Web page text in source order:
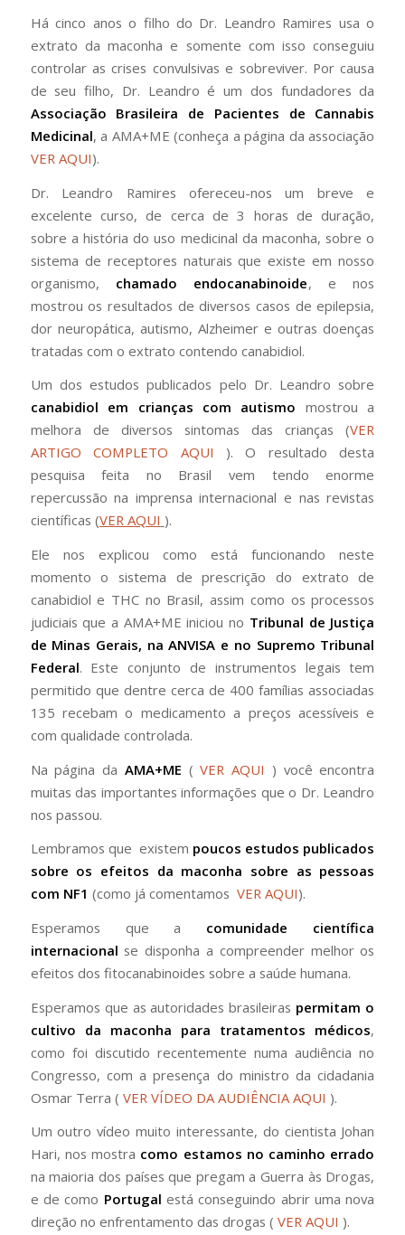
Há cinco anos o filho do Dr. Leandro Ramires usa o
extrato da maconha e somente com isso conseguiu
controlar as crises convulsivas e sobreviver. Por causa
de seu filho, Dr. Leandro é um dos fundadores da
Associação Brasileira de Pacientes de Cannabis
Medicinal, a AMA+ME (conheça a página da associação
VER AQUI).
Dr. Leandro Ramires ofereceu-nos um breve e
excelente curso, de cerca de 3 horas de duração,
sobre a história do uso medicinal da maconha, sobre o
sistema de receptores naturais que existe em nosso
organismo, chamado endocanabinoide, e nos
mostrou os resultados de diversos casos de epilepsia,
dor neuropática, autismo, Alzheimer e outras doenças
tratadas com o extrato contendo canabidiol.
Um dos estudos publicados pelo Dr. Leandro sobre
canabidiol em crianças com autismo mostrou a
melhora de diversos sintomas das crianças (VER
ARTIGO COMPLETO AQUI ). O resultado desta
pesquisa feita no Brasil vem tendo enorme
repercussão na imprensa internacional e nas revistas
científicas (VER AQUI ).
Ele nos explicou como está funcionando neste
momento o sistema de prescrição do extrato de
canabidiol e THC no Brasil, assim como os processos
judiciais que a AMA+ME iniciou no Tribunal de Justiça
de Minas Gerais, na ANVISA e no Supremo Tribunal
Federal. Este conjunto de instrumentos legais tem
permitido que dentre cerca de 400 famílias associadas
135 recebam o medicamento a preços acessíveis e
com qualidade controlada.
Na página da AMA+ME (VER AQUI ) você encontra
muitas das importantes informações que o Dr. Leandro
nos passou.
Lembramos que existem poucos estudos publicados
sobre os efeitos da maconha sobre as pessoas
com NF1 (como já comentamos VER AQUI).
Esperamos que a comunidade científica
internacional se disponha a compreender melhor os
efeitos dos fitocanabinoides sobre a saúde humana.
Esperamos que as autoridades brasileiras permitam o
cultivo da maconha para tratamentos médicos,
como foi discutido recentemente numa audiência no
Congresso, com a presença do ministro da cidadania
Osmar Terra ( VER VÍDEO DA AUDIÊNCIA AQUI ).
Um outro vídeo muito interessante, do cientista Johan
Hari, nos mostra como estamos no caminho errado
na maioria dos países que pregam a Guerra às Drogas,
e de como Portugal está conseguindo abrir uma nova
direção no enfrentamento das drogas ( VER AQUI ).